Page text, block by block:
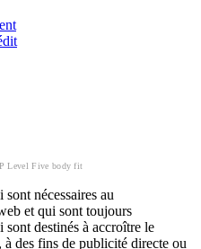
Level Five body fit
nécessaires au
et qui sont toujours
sont destinés à accroître le
des fins de publicité directe ou